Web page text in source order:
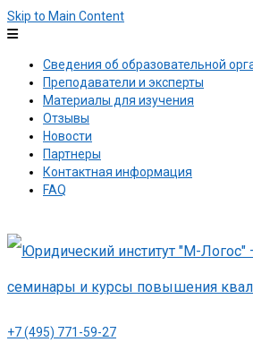
Skip to Main Content
Сведения об образовательной
Преподаватели и эксперты
Материалы для изучения
Отзывы
Новости
Партнеры
Контактная информация
FAQ
+7 (495) 771-59-27